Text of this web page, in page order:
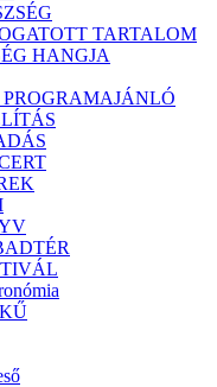
TARTALOM
HANGJA